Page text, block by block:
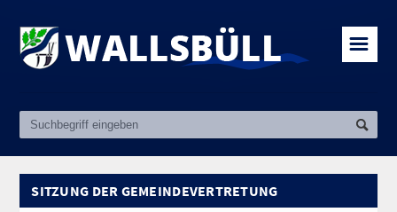
☰
SITZUNG DER GEMEINDEVERTRETUNG